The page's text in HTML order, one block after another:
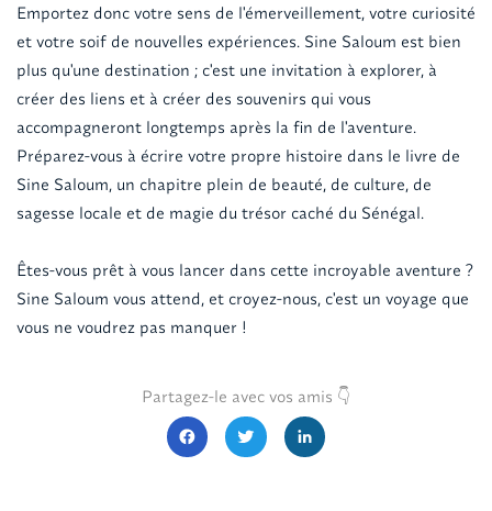
Emportez donc votre sens de l'émerveillement, votre curiosité
et votre soif de nouvelles expériences. Sine Saloum est bien
plus qu'une destination ; c'est une invitation à explorer, à
créer des liens et à créer des souvenirs qui vous
accompagneront longtemps après la fin de l'aventure.
Préparez-vous à écrire votre propre histoire dans le livre de
Sine Saloum, un chapitre plein de beauté, de culture, de
sagesse locale et de magie du trésor caché du Sénégal.
Êtes-vous prêt à vous lancer dans cette incroyable aventure ?
Sine Saloum vous attend, et croyez-nous, c'est un voyage que
vous ne voudrez pas manquer !
Partagez-le avec vos amis 👇